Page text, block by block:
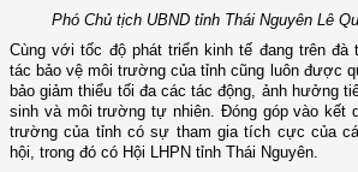
Phó Chủ tịch UBND tỉnh Thái Nguyên Lê
Cùng với tốc độ phát triển kinh tế đang trên đà
tác bảo vệ môi trường của tỉnh cũng luôn được
bảo giảm thiểu tối đa các tác động, ảnh hưởng
sinh và môi trường tự nhiên. Đóng góp vào kết
trường của tỉnh có sự tham gia tích cực của
hội, trong đó có Hội LHPN tỉnh Thái Nguyên.